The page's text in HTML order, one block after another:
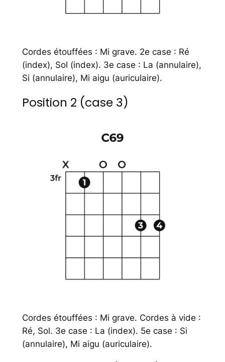
Cordes étouffées : Mi grave. 2e case : Ré
(index), Sol (index). 3e case : La (annulaire),
Si (annulaire), Mi aigu (auriculaire).
Position 2 (case 3)
Cordes étouffées : Mi grave. Cordes à vide :
Ré, Sol. 3e case : La (index). 5e case : Si
(annulaire), Mi aigu (auriculaire).